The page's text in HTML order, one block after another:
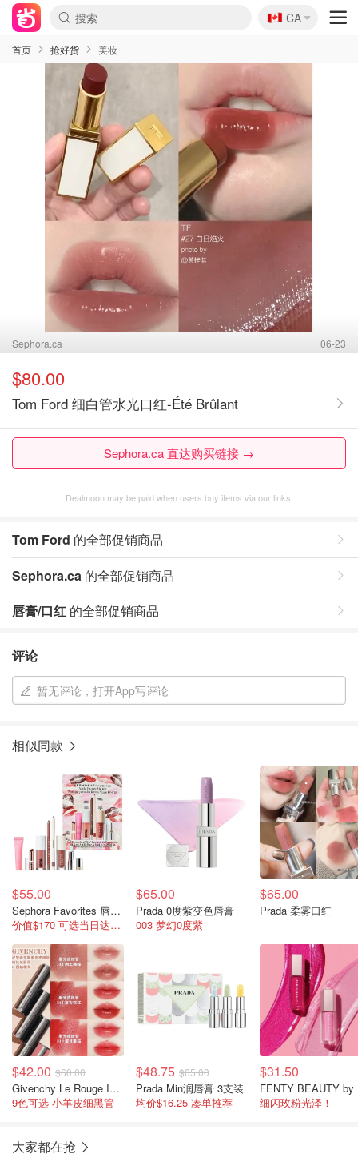
🇨🇦
CA
首页 抢好货 美妆
Sephora.ca 06-23
$80.00
Tom Ford 细白管水光口红-Été Brûlant
Sephora.ca 直达购买链接 →
Dealmoon may be paid when users buy items via our links.
Tom Ford 的全部促销商品
Sephora.ca 的全部促销商品
唇膏/口红 的全部促销商品
评论
暂无评论，打开App写评论
相似同款
$55.00
Sephora Favorites 唇妆7件套
价值$170 可选当日达门店有货
$65.00
Prada 0度紫变色唇膏
003 梦幻0度紫
$65.00
Prada 柔雾口红
$42.00 $60.00
Givenchy Le Rouge Interdit Satin 保湿口红
9色可选 小羊皮细黑管
$48.75 $65.00
Prada Min润唇膏 3支装
均价$16.25 凑单推荐
$31.50
细闪玫粉光泽！
大家都在抢